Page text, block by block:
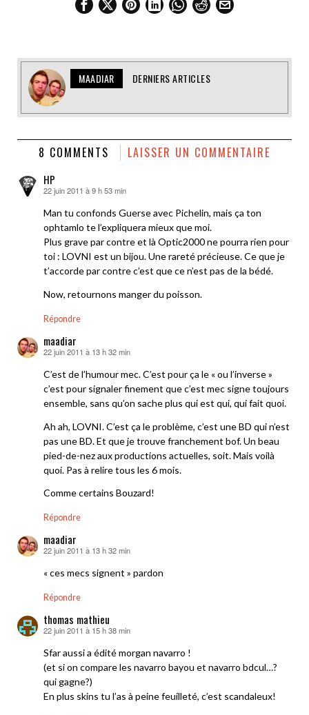
MAADIAR DERNIERS ARTICLES
8 COMMENTS LAISSER UN COMMENTAIRE
HP
dit :
22 juin 2011 à 9 h 53 min
Man tu confonds Guerse avec Pichelin, mais ça ton
ophtamlo te l’expliquera mieux que moi.
Plus grave par contre et là Optic2000 ne pourra rien pour
toi : LOVNI est un bijou. Une rareté précieuse. Ce que je
t’accorde par contre c’est que ce n’est pas de la bédé.
Now, retournons manger du poisson.
Répondre
maadiar
dit :
22 juin 2011 à 13 h 32 min
C’est de l’humour mec. C’est pour ça le « ou l’inverse »
c’est pour signaler finement que c’est mec signe toujours
ensemble, sans qu’on sache plus qui est qui, qui fait quoi.
Ah ah, LOVNI. C’est ça le problème, c’est une BD qui n’est
pas une BD. Et que je trouve franchement bof. Un beau
pied-de-nez aux productions actuelles, soit. Mais voilà
quoi. Pas à relire tous les 6 mois.
Comme certains Bouzard!
Répondre
maadiar
dit :
22 juin 2011 à 13 h 32 min
« ces mecs signent » pardon
Répondre
thomas mathieu
dit :
22 juin 2011 à 15 h 38 min
Sfar aussi a édité morgan navarro !
(et si on compare les navarro bayou et navarro bdcul…?
qui gagne?)
En plus skins tu l’as à peine feuilleté, c’est scandaleux!